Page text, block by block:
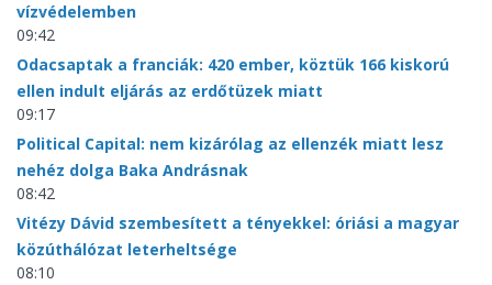
vízvédelemben
09:42
Odacsaptak a franciák: 420 ember, köztük 166 kiskorú
ellen indult eljárás az erdőtüzek miatt
09:17
Political Capital: nem kizárólag az ellenzék miatt lesz
nehéz dolga Baka Andrásnak
08:42
Vitézy Dávid szembesített a tényekkel: óriási a magyar
közúthálózat leterheltsége
08:10